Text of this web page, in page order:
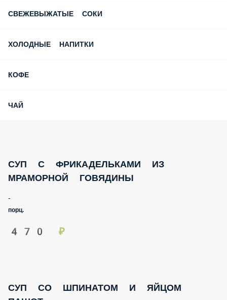
СВЕЖЕВЫЖАТЫЕ СОКИ
ХОЛОДНЫЕ НАПИТКИ
КОФЕ
ЧАЙ
СУП С ФРИКАДЕЛЬКАМИ ИЗ МРАМОРНОЙ
ГОВЯДИНЫ
-
порц.
470 ₽
СУП СО ШПИНАТОМ И ЯЙЦОМ ПАШОТ